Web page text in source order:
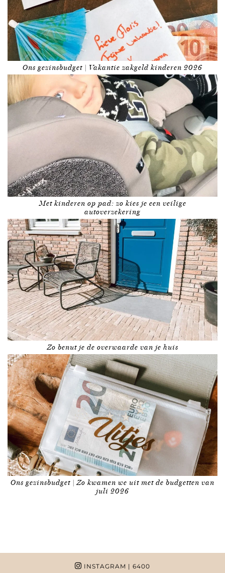
Ons gezinsbudget | Vakantie zakgeld kinderen 2026
Met kinderen op pad: zo kies je een veilige
autoverzekering
Zo benut je de overwaarde van je huis
Ons gezinsbudget | Zo kwamen we uit met de budgetten van
juli 2026
INSTAGRAM | 6400